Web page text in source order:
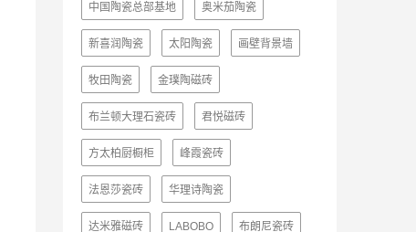
中国陶瓷总部基地 奥米茄陶瓷
新喜润陶瓷 太阳陶瓷 画壁背景墙
牧田陶瓷 金璞陶磁砖
布兰顿大理石瓷砖 君悦磁砖
方太柏厨橱柜 峰霞瓷砖
法恩莎瓷砖 华理诗陶瓷
达米雅磁砖 LABOBO 布朗尼瓷砖